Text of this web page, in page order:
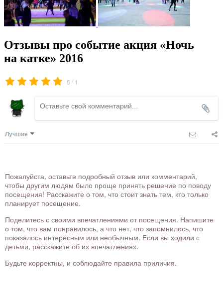
Отзывы про событие акция «Ночь
на катке» 2016
5 / 1
Лучшие
Пожалуйста, оставьте подробный отзыв или комментарий,
чтобы другим людям было проще принять решение по поводу
посещения! Расскажите о том, что стоит знать тем, кто только
планирует посещение.
Поделитесь с своими впечатлениями от посещения. Напишите
о том, что вам понравилось, а что нет, что запомнилось, что
показалось интересным или необычным. Если вы ходили с
детьми, расскажите об их впечатлениях.
Будьте корректны, и соблюдайте правила приличия.